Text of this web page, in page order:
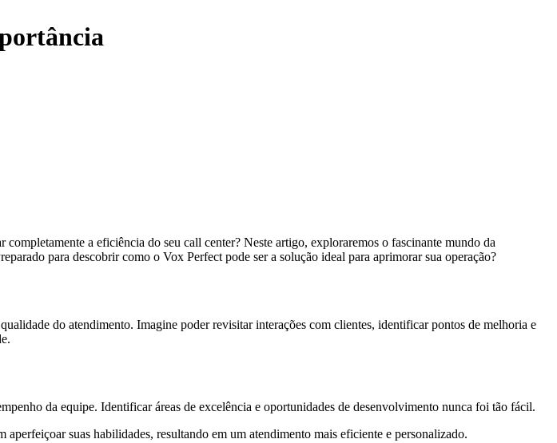
a eficiência do seu call center? Neste artigo, exploraremos o fascinante mundo da
para descobrir como o Vox Perfect pode ser a solução ideal para aprimorar sua operação?
do atendimento. Imagine poder revisitar interações com clientes, identificar pontos de melhoria e
da equipe. Identificar áreas de excelência e oportunidades de desenvolvimento nunca foi tão fácil.
suas habilidades, resultando em um atendimento mais eficiente e personalizado.